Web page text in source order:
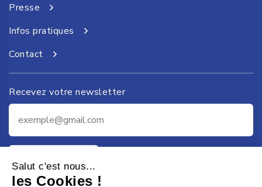
Salut c'est nous...
les Cookies !
Presse
Infos pratiques
Contact
Recevez votre newsletter
Je m'inscris